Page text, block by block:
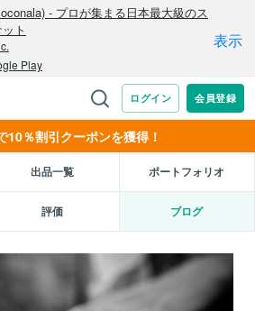
10％割引クーポンを獲得！
出品一覧 ポートフォリオ
評価 ブログ